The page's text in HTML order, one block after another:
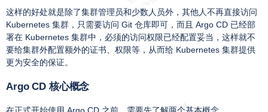
这样的好处就是除了集群管理员和少数人员外，其他人不再直接访问
Kubernetes 集群，只需要访问 Git 仓库即可，而且 Argo CD 已经部
署在 Kubernetes 集群中，必须的访问权限已经配置妥当，这样就不
要给集群外配置额外的证书、权限等，从而给 Kubernetes 集群提供
更为安全的保证。
Argo CD 核心概念
在正式开始使用 Argo CD 之前，需要先了解两个基本概念。